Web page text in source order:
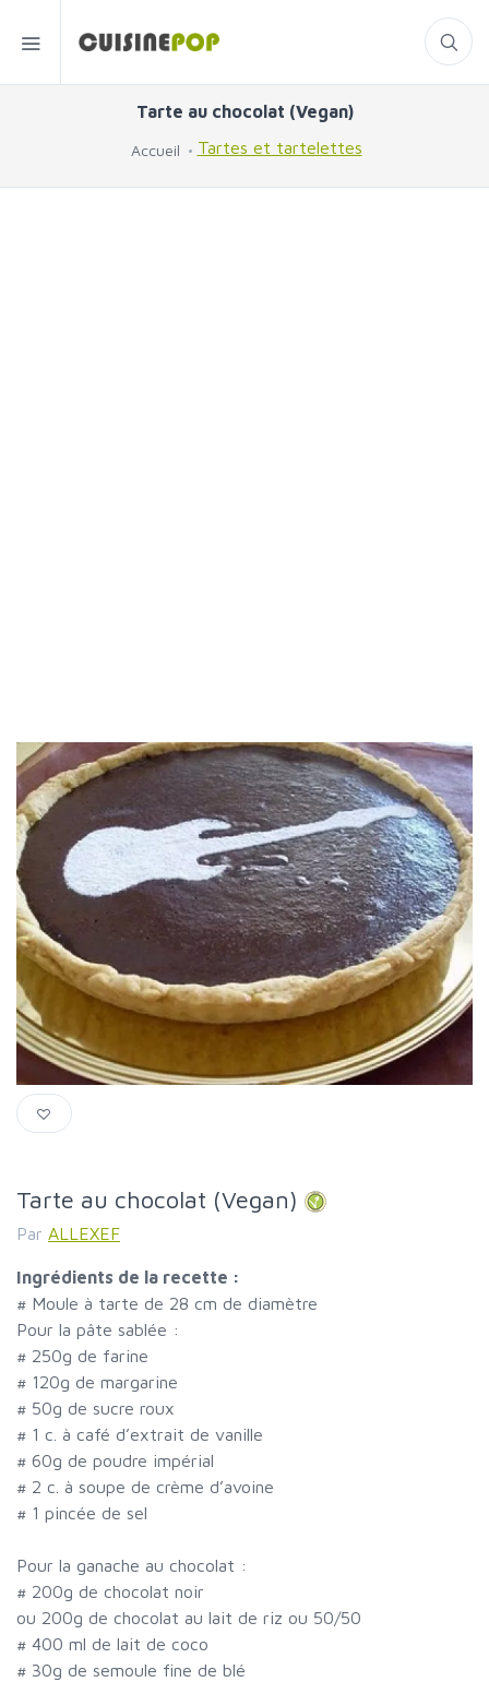
Tarte au chocolat (Vegan)
Accueil Tartes et tartelettes
Tarte au chocolat (Vegan)
Par ALLEXEF
Ingrédients de la recette :
# Moule à tarte de 28 cm de diamètre
Pour la pâte sablée :
# 250g de farine
# 120g de margarine
# 50g de sucre roux
# 1 c. à café d’extrait de vanille
# 60g de poudre impérial
# 2 c. à soupe de crème d’avoine
# 1 pincée de sel
Pour la ganache au chocolat :
# 200g de chocolat noir
ou 200g de chocolat au lait de riz ou 50/50
# 400 ml de lait de coco
# 30g de semoule fine de blé